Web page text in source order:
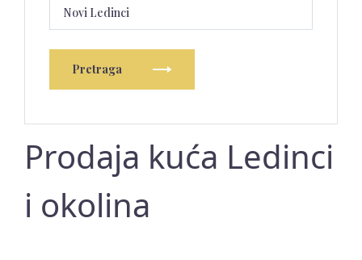
Novi Ledinci
Pretraga
Prodaja kuća Ledinci
i okolina